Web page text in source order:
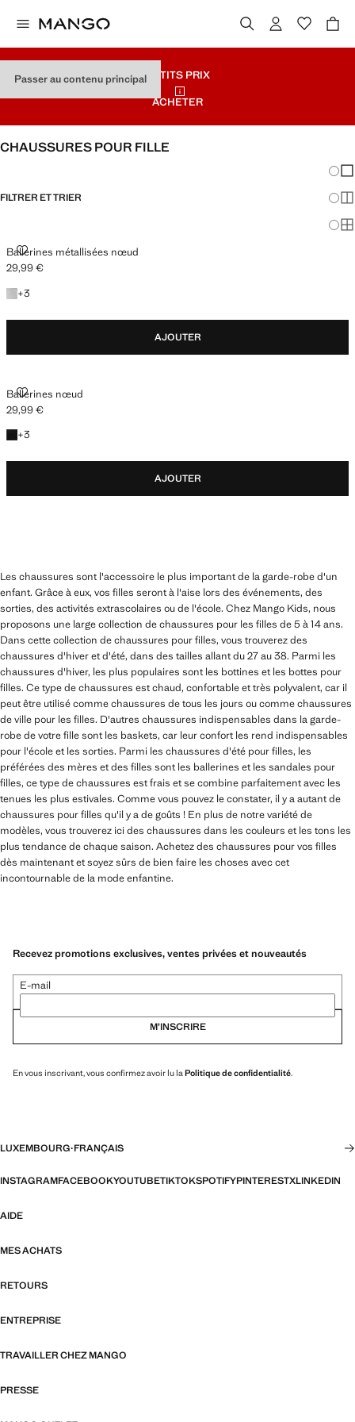
Passer au contenu principalPETITS PRIX
ACHETER
CHAUSSURES POUR FILLE
FILTRER ET TRIER
Ballerines métallisées nœud
BALLERINES MÉTALLISÉES NŒUD
Prix actuel [29,99 € ]
29,99 €
+3
+3 couleurs
AJOUTER
Ballerines nœud
BALLERINES NŒUD
Prix actuel [29,99 € ]
29,99 €
+3
+3 couleurs
AJOUTER
Les chaussures sont l'accessoire le plus important de la garde-robe d'un
enfant. Grâce à eux, vos filles seront à l'aise lors des événements, des
sorties, des activités extrascolaires ou de l'école. Chez Mango Kids, nous
proposons une large collection de chaussures pour les filles de 5 à 14 ans.
Dans cette collection de chaussures pour filles, vous trouverez des
chaussures d'hiver et d'été, dans des tailles allant du 27 au 38. Parmi les
chaussures d'hiver, les plus populaires sont les bottines et les bottes pour
filles. Ce type de chaussures est chaud, confortable et très polyvalent, car il
peut être utilisé comme chaussures de tous les jours ou comme chaussures
de ville pour les filles. D'autres chaussures indispensables dans la garde-
robe de votre fille sont les baskets, car leur confort les rend indispensables
pour l'école et les sorties. Parmi les chaussures d'été pour filles, les
préférées des mères et des filles sont les ballerines et les sandales pour
filles, ce type de chaussures est frais et se combine parfaitement avec les
tenues les plus estivales. Comme vous pouvez le constater, il y a autant de
chaussures pour filles qu'il y a de goûts ! En plus de notre variété de
modèles, vous trouverez ici des chaussures dans les couleurs et les tons les
plus tendance de chaque saison. Achetez des chaussures pour vos filles
dès maintenant et soyez sûrs de bien faire les choses avec cet
incontournable de la mode enfantine.
Recevez promotions exclusives, ventes privées et nouveautés
E-mail
M’INSCRIRE
En vous inscrivant, vous confirmez avoir lu la Politique de confidentialité.
LUXEMBOURG·FRANÇAIS
INSTAGRAMFACEBOOKYOUTUBETIKTOKSPOTIFYPINTERESTXLINKEDIN
AIDE
MES ACHATS
RETOURS
ENTREPRISE
TRAVAILLER CHEZ MANGO
PRESSE